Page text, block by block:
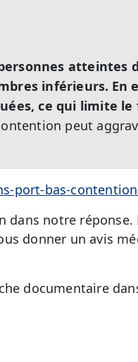
atteintes
inférieurs. En
ce qui limite le
peut
port-bas-
dans notre réponse.
donner un avis
documentaire